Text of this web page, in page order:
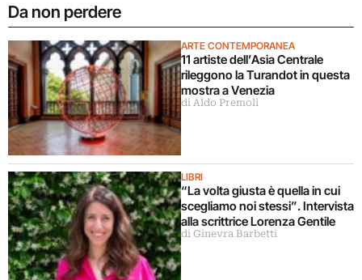
Da non perdere
ARTE CONTEMPORANEA
11 artiste dell’Asia Centrale
rileggono la Turandot in questa
mostra a Venezia
di Aldo Premoli
LIBRI
“La volta giusta è quella in cui
scegliamo noi stessi”. Intervista
alla scrittrice Lorenza Gentile
di Ginevra Barbetti